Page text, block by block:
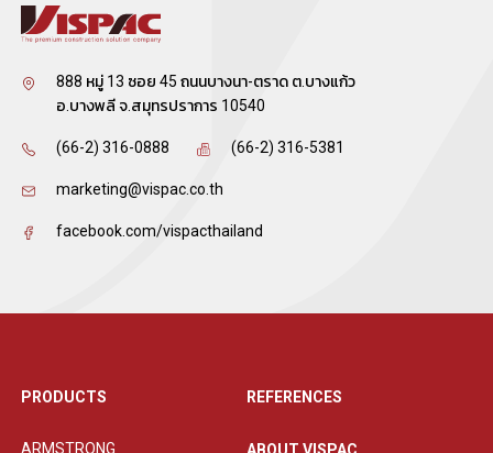
888 หมู่ 13 ซอย 45 ถนนบางนา-ตราด ต.บางแก้ว
อ.บางพลี จ.สมุทรปราการ 10540
(66-2) 316-0888 (66-2) 316-5381
marketing@vispac.co.th
facebook.com/vispacthailand
PRODUCTS
ARMSTRONG
REFERENCES